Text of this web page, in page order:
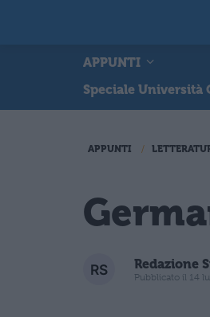
APPUNTI
Speciale Università
APPUNTI
Redazione
Pubblicato il 14